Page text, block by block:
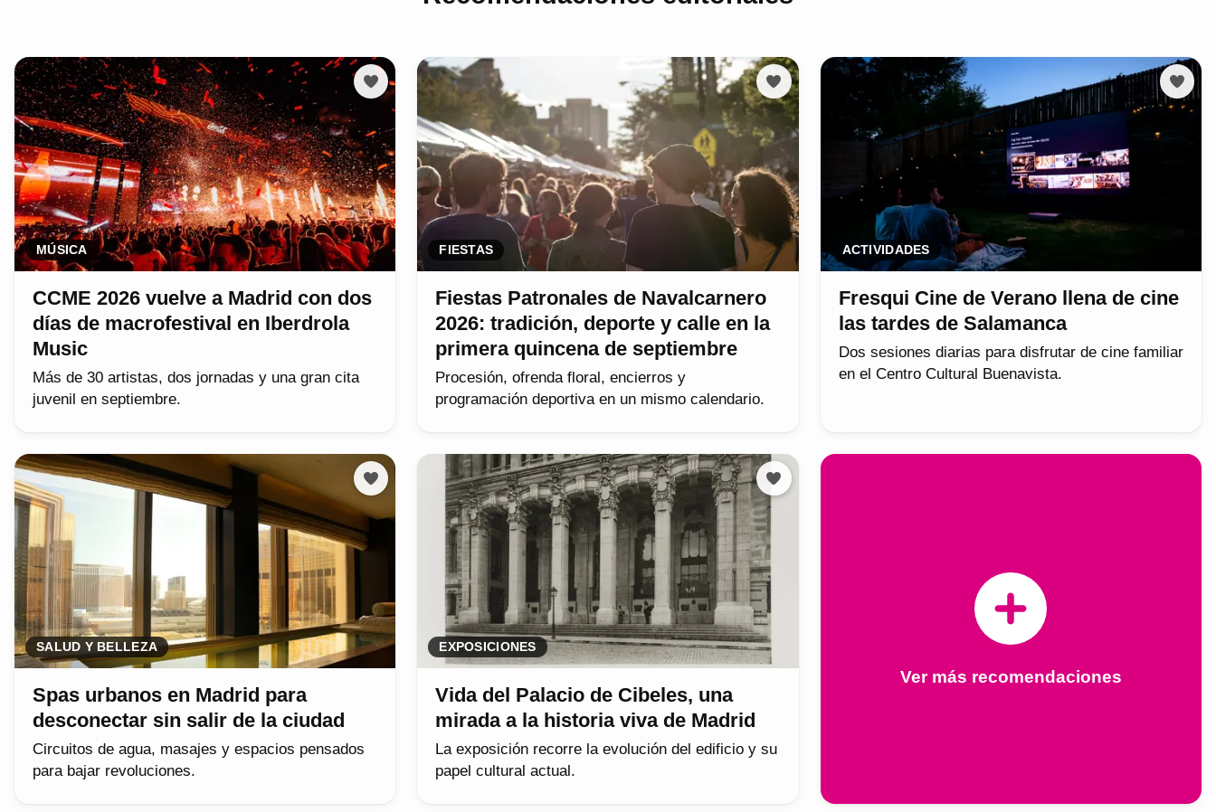
MÚSICA
CCME 2026 vuelve a Madrid con dos
días de macrofestival en Iberdrola
Music
Más de 30 artistas, dos jornadas y una gran cita
juvenil en septiembre.
FIESTAS
Fiestas Patronales de Navalcarnero
2026: tradición, deporte y calle en la
primera quincena de septiembre
Procesión, ofrenda floral, encierros y
programación deportiva en un mismo calendario.
ACTIVIDADES
Fresqui Cine de Verano llena de cine
las tardes de Salamanca
Dos sesiones diarias para disfrutar de cine familiar
en el Centro Cultural Buenavista.
SALUD Y BELLEZA
Spas urbanos en Madrid para
desconectar sin salir de la ciudad
Circuitos de agua, masajes y espacios pensados
para bajar revoluciones.
EXPOSICIONES
Vida del Palacio de Cibeles, una
mirada a la historia viva de Madrid
La exposición recorre la evolución del edificio y su
papel cultural actual.
Ver más recomendaciones